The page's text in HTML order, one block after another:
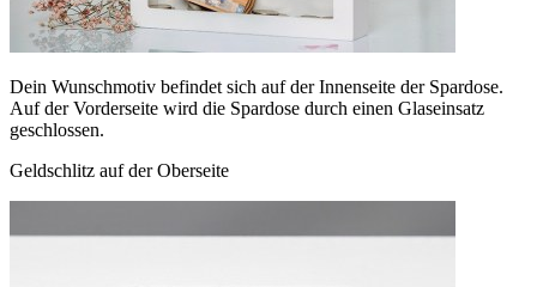
Dein Wunschmotiv befindet sich auf der Innenseite der Spardose.
Auf der Vorderseite wird die Spardose durch einen Glaseinsatz
geschlossen.
Geldschlitz auf der Oberseite